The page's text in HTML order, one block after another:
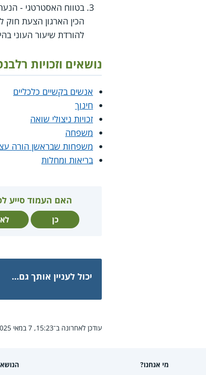
בטווח האסטרטגי -
הכין הארגון הצעת חוק
להורדת שיעור העוני
נושאים וזכויות
אנשים בקשיים כלכליים
חינוך
זכויות ניצולי שואה
משפחה
משפחות שבראשן הורה
בריאות ומחלות
האם העמוד סייע
כן לא
יכול לעניין אותך גם...
עודכן לאחרונה ב־15:23, 7 במאי 2025.
מי אנחנו?